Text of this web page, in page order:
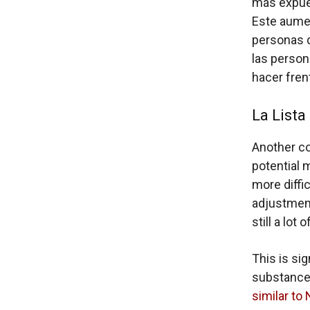
Este
personas
las
hacer
La
Another
potential
more
still a lot
This is
similar to